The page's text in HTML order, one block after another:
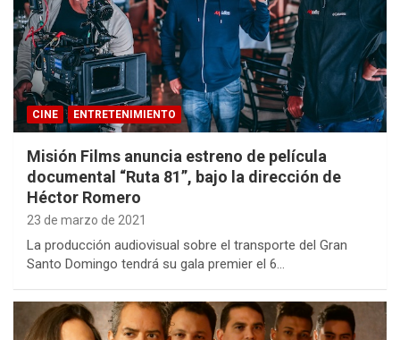
CINE ENTRETENIMIENTO
Misión Films anuncia estreno de película
documental “Ruta 81”, bajo la dirección de
Héctor Romero
23 de marzo de 2021
La producción audiovisual sobre el transporte del Gran
Santo Domingo tendrá su gala premier el 6…